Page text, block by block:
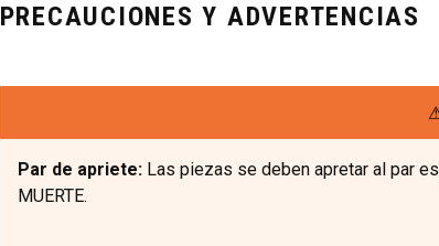
PRECAUCIONES Y ADVERTENCIAS
Par de apriete:Las piezas se deben apretar al par
MUERTE.